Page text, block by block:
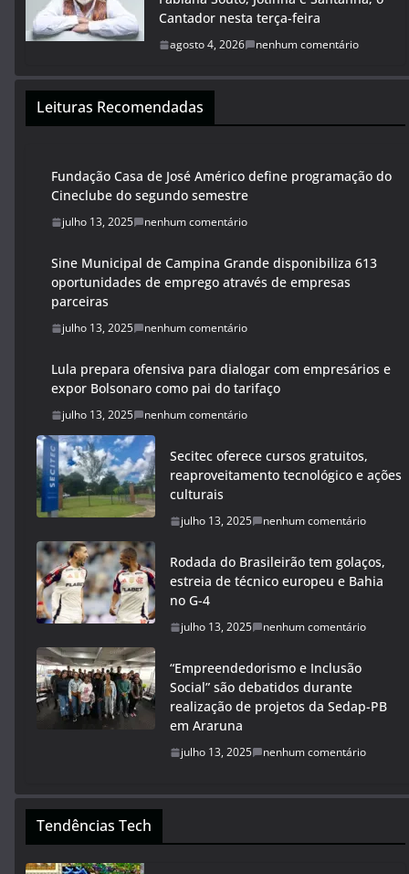
Cantador nesta terça-feira
agosto 4, 2026 nenhum comentário
Leituras Recomendadas
Fundação Casa de José Américo define programação do
Cineclube do segundo semestre
julho 13, 2025 nenhum comentário
Sine Municipal de Campina Grande disponibiliza 613
oportunidades de emprego através de empresas
parceiras
julho 13, 2025 nenhum comentário
Lula prepara ofensiva para dialogar com empresários e
expor Bolsonaro como pai do tarifaço
julho 13, 2025 nenhum comentário
Secitec oferece cursos gratuitos,
reaproveitamento tecnológico e ações
culturais
julho 13, 2025 nenhum comentário
Rodada do Brasileirão tem golaços,
estreia de técnico europeu e Bahia
no G-4
julho 13, 2025 nenhum comentário
“Empreendedorismo e Inclusão
Social” são debatidos durante
realização de projetos da Sedap-PB
em Araruna
julho 13, 2025 nenhum comentário
Tendências Tech